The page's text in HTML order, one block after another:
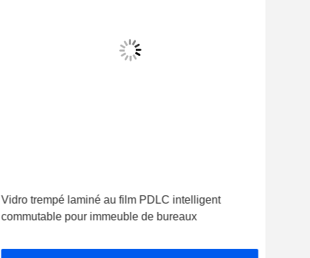
Vidro trempé laminé au film PDLC intelligent
commutable pour immeuble de bureaux